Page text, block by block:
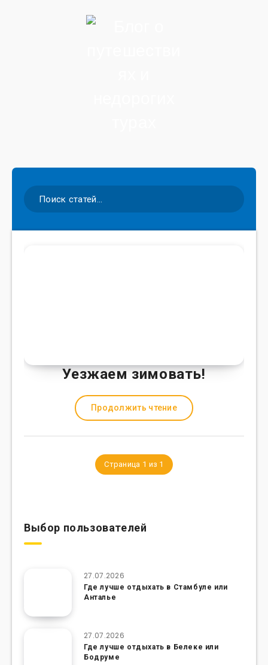
Уезжаем зимовать!
Продолжить чтение
Страница 1 из 1
Выбор пользователей
27.07.2026
Где лучше отдыхать в Стамбуле или
Анталье
27.07.2026
Где лучше отдыхать в Белеке или
Бодруме